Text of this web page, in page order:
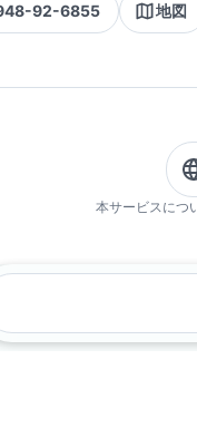
92-6855
地図
本サービスにつ